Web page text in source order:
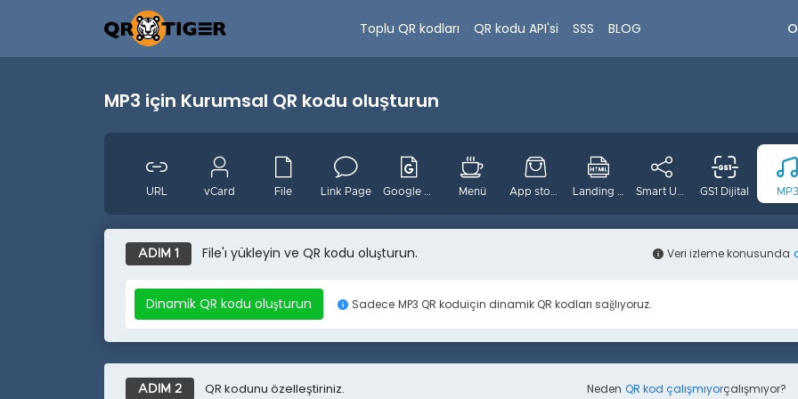
Toplu QR kodları QR kodu API'si SSS BLOG
MP3 için Kurumsal QR kodu oluşturun
URL vCard File Link Page Menü GS1 Dijital MP3
Etkinlik Facebook Youtube Instagram Twitter Konum
ADIM 1 File'ı yükleyin ve QR kodu oluşturun. Veri izleme konusunda
Dinamik QR kodu oluşturun Sadece MP3 QR koduiçin dinamik QR kodları sağlıyoruz.
ADIM 2 QR kodunu özelleştiriniz. Neden QR kod çalışmıyorçalışmıyor?